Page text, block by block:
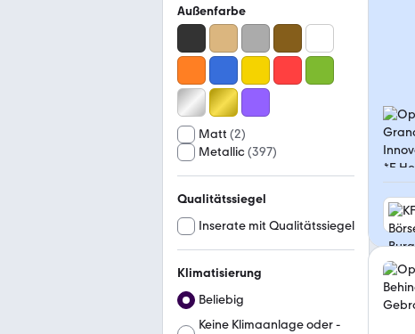
Außenfarbe
Matt (2)
Metallic(397)
Qualitätssiegel
Inserate mit Qualitätssiegel
Klimatisierung
Beliebig
Keine Klimaanlage oder -